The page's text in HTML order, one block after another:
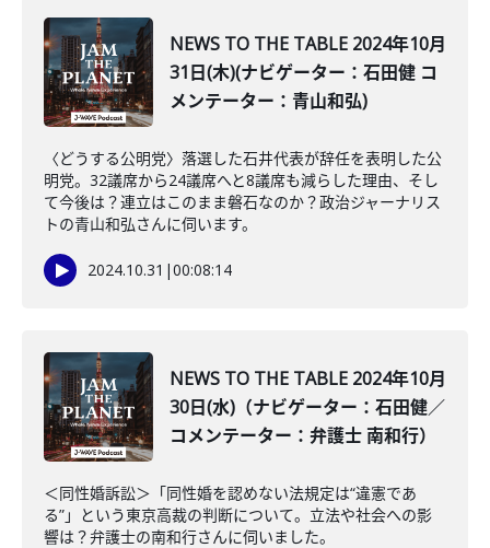
NEWS TO THE TABLE 2024年10月
31日(木)(ナビゲーター：石田健 コ
メンテーター：青山和弘)
〈どうする公明党〉落選した石井代表が辞任を表明した公
明党。32議席から24議席へと8議席も減らした理由、そし
て今後は？連立はこのまま磐石なのか？政治ジャーナリス
トの青山和弘さんに伺います。
2024.10.31 |00:08:14
NEWS TO THE TABLE 2024年10月
30日(水)（ナビゲーター：石田健／
コメンテーター：弁護士 南和行）
＜同性婚訴訟＞「同性婚を認めない法規定は“違憲であ
る”」という東京高裁の判断について。立法や社会への影
響は？弁護士の南和行さんに伺いました。